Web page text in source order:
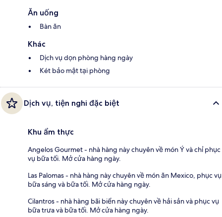
Ăn uống
Bàn ăn
Khác
Dịch vụ dọn phòng hàng ngày
Két bảo mật tại phòng
Dịch vụ, tiện nghi đặc biệt
Khu ẩm thực
Angelos Gourmet - nhà hàng này chuyên về món Ý và chỉ phục
vụ bữa tối. Mở cửa hàng ngày.
Las Palomas - nhà hàng này chuyên về món ăn Mexico, phục vụ
bữa sáng và bữa tối. Mở cửa hàng ngày.
Cilantros - nhà hàng bãi biển này chuyên về hải sản và phục vụ
bữa trưa và bữa tối. Mở cửa hàng ngày.